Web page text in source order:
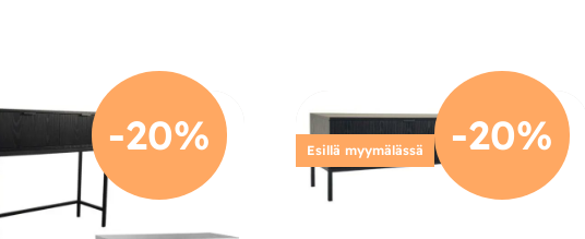
-20% -20%
Esillä myymälässä